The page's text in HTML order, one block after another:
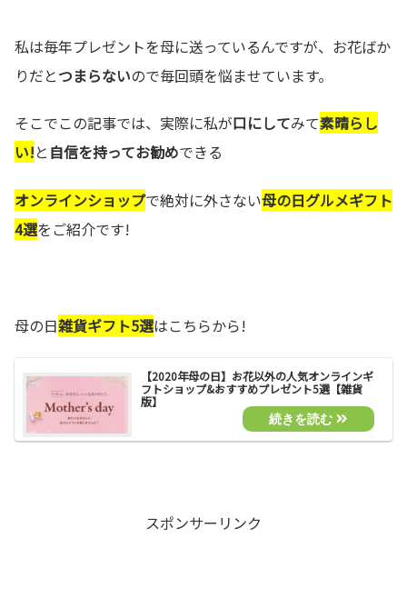
私は毎年プレゼントを母に送っているんですが、お花ばか
りだとつまらないので毎回頭を悩ませています。
そこでこの記事では、実際に私が口にしてみて素晴らし
い!と 自信を持ってお勧めできる
オンラインショップで絶対に外さない母の日グルメギフト
4選をご紹介です!
母の日雑貨ギフト5選はこちらから!
【2020年母の日】お花以外の人気オンラインギ
フトショップ&おすすめプレゼント5選【雑貨
版】
スポンサーリンク